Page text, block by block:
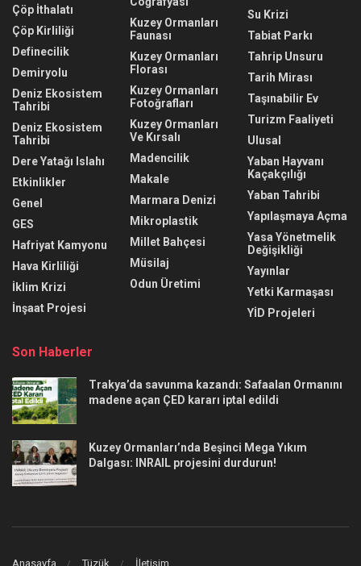
Çöp İthalatı
Çöp Kirliliği
Definecilik
Demiryolu
Deniz Ekosistem
Tahribi
Deniz Ekosistem
Tahribi
Dere Yatağı Islahı
Etkinlikler
Genel
GES
Hafriyat Kamyonu
Hava Kirliliği
İklim Krizi
İnşaat Projesi
Kuzey Ormanları
Faunası
Kuzey Ormanları
Florası
Kuzey Ormanları
Fotoğrafları
Kuzey Ormanları
Ve Kırsalı
Madencilik
Makale
Marmara Denizi
Mikroplastik
Millet Bahçesi
Müsilaj
Odun Üretimi
Su Krizi
Tabiat Parkı
Tahrip Unsuru
Tarih Mirası
Taşınabilir Ev
Turizm Faaliyeti
Ulusal
Yaban Hayvanı
Kaçakçılığı
Yaban Tahribi
Yapılaşmaya Açma
Yasa Yönetmelik
Değişikliği
Yayınlar
Yetki Karmaşası
YİD Projeleri
Son Haberler
Trakya’da savunma kazandı: Safaalan Ormanını
madene açan ÇED kararı iptal edildi
Kuzey Ormanları’nda Beşinci Mega Yıkım
Dalgası: INRAIL projesini durdurun!
Anasayfa Tüzük İletişim